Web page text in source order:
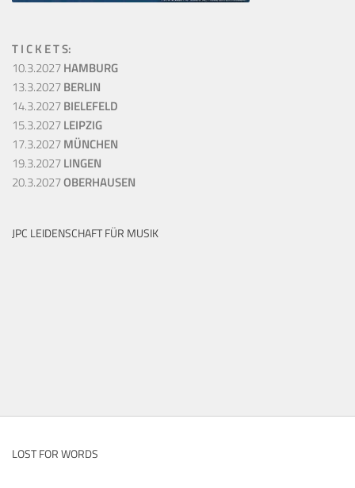
T I C K E T S:
10.3.2027HAMBURG
13.3.2027BERLIN
14.3.2027BIELEFELD
15.3.2027LEIPZIG
17.3.2027MÜNCHEN
19.3.2027LINGEN
20.3.2027OBERHAUSEN
JPC LEIDENSCHAFT FÜR MUSIK
LOST FOR WORDS